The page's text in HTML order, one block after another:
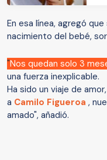
En esa línea, agregó
nacimiento del bebé,
"Nos quedan solo 3
una fuerza inexplicable.
Ha sido un viaje de
a Camilo Figueroa ,
amado", añadió.